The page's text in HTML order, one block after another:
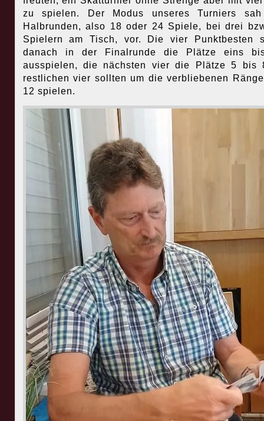
zu spielen. Der Modus unseres Turniers
Halbrunden, also 18 oder 24 Spiele, bei drei
Spielern am Tisch, vor. Die vier Punktbesten
danach in der Finalrunde die Plätze eins
ausspielen, die nächsten vier die Plätze 5 bis
restlichen vier sollten um die verbliebenen
12 spielen.